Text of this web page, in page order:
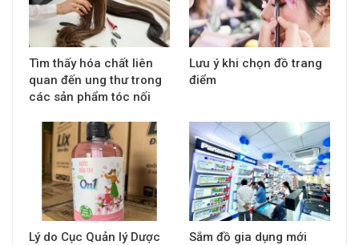
Tìm thấy hóa chất liên
quan đến ung thư trong
các sản phẩm tóc nối
Lưu ý khi chọn đồ trang
điểm
Lý do Cục Quản lý Dược
Sắm đồ gia dụng mới